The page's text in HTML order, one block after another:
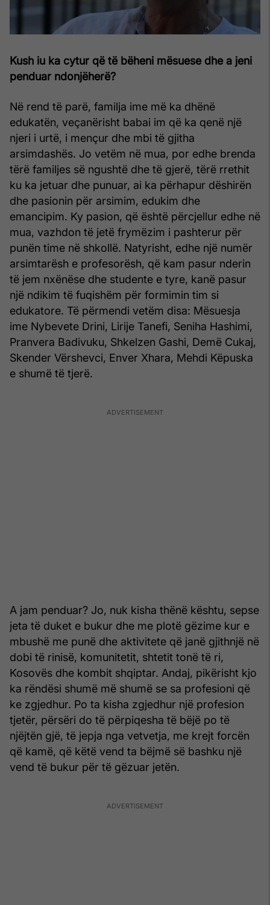
Kush iu ka cytur që të bëheni mësuese dhe a jeni
penduar ndonjëherë?
Në rend të parë, familja ime më ka dhënë
edukatën, veçanërisht babai im që ka qenë një
njeri i urtë, i mençur dhe mbi të gjitha
arsimdashës. Jo vetëm në mua, por edhe brenda
tërë familjes së ngushtë dhe të gjerë, tërë rrethit
ku ka jetuar dhe punuar, ai ka përhapur dëshirën
dhe pasionin për arsimim, edukim dhe
emancipim. Ky pasion, që është përcjellur edhe në
mua, vazhdon të jetë frymëzim i pashterur për
punën time në shkollë. Natyrisht, edhe një numër
arsimtarësh e profesorësh, që kam pasur nderin
të jem nxënëse dhe studente e tyre, kanë pasur
një ndikim të fuqishëm për formimin tim si
edukatore. Të përmendi vetëm disa: Mësuesja
ime Nybevete Drini, Lirije Tanefi, Seniha Hashimi,
Pranvera Badivuku, Shkelzen Gashi, Demë Cukaj,
Skender Vërshevci, Enver Xhara, Mehdi Këpuska
e shumë të tjerë.
A jam penduar? Jo, nuk kisha thënë kështu, sepse
jeta të duket e bukur dhe me plotë gëzime kur e
mbushë me punë dhe aktivitete që janë gjithnjë në
dobi të rinisë, komunitetit, shtetit tonë të ri,
Kosovës dhe kombit shqiptar. Andaj, pikërisht kjo
ka rëndësi shumë më shumë se sa profesioni që
ke zgjedhur. Po ta kisha zgjedhur një profesion
tjetër, përsëri do të përpiqesha të bëjë po të
njëjtën gjë, të jepja nga vetvetja, me krejt forcën
që kamë, që këtë vend ta bëjmë së bashku një
vend të bukur për të gëzuar jetën.